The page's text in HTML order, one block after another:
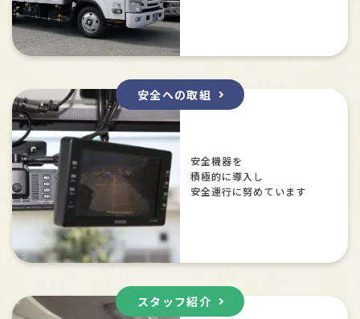
安全への取組
安全機器を
積極的に導入し
安全運行に努めています
スタッフ紹介